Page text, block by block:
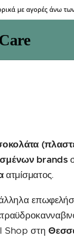
με αγορές άνω
brands
ατμίσματος.
Shop στη